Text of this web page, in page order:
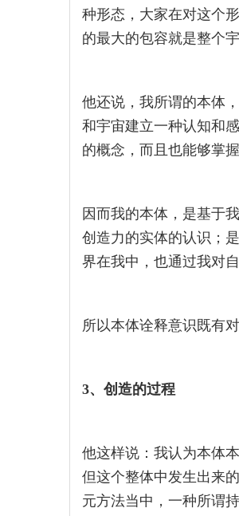
种形态，大家在对这个
的最大的包容就是整个
他还说，我所谓的本体
和宇宙建立一种认知和
的概念，而且也能够掌
因而我的本体，是基于
创造力的实体的认识；
界在我中，也通过我对
所以本体诠释意识既有
3、创造的过程
他这样说：我认为本体
但这个整体中发生出来
元方法当中，一种所谓